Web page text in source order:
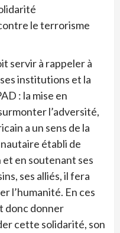
le terrorisme
servir à rappeler à
institutions et la
: la mise en
l’adversité,
a un sens de la
établi de
en soutenant ses
ses alliés, il fera
l’humanité. En ces
donc donner
cette solidarité, son